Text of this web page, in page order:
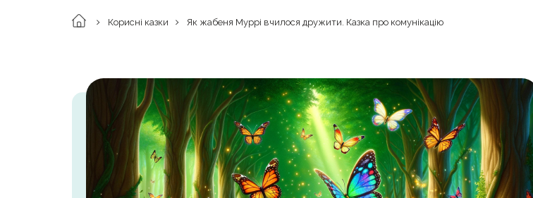
Корисні казки Як жабеня Муррі вчилося дружити. Казка про комунікацію